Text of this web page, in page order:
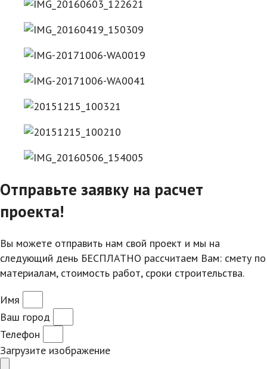
Отправьте заявку на расчет
проекта!
Вы можете отправить нам свой проект и мы на
следующий день БЕСПЛАТНО рассчитаем Вам: смету по
материалам, стоимость работ, сроки строительства.
Имя
Ваш город
Телефон
Загрузите изображение